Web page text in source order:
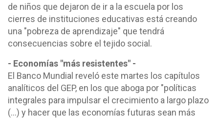
de niños que dejaron de ir a la escuela por los
cierres de instituciones educativas está creando
una "pobreza de aprendizaje" que tendrá
consecuencias sobre el tejido social.
- Economías "más resistentes" -
El Banco Mundial reveló este martes los capítulos
analíticos del GEP, en los que aboga por "políticas
integrales para impulsar el crecimiento a largo plazo
(...) y hacer que las economías futuras sean más